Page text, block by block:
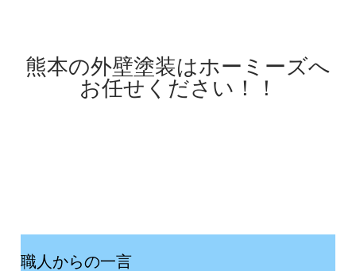
熊本の外壁塗装はホーミーズへ
お任せください！！
職人からの一言